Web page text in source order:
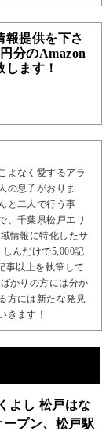
報提供を下さ
分のAmazon
ます！
よなく愛するアラ
の息子がおりま
と二人で行う事
、千葉県松戸エリ
情報に特化したサ
んだけで5,000記
事以上を執筆して
かりの方には分か
方には新たな発見
きます！
よし 松戸はな
プン、松戸駅